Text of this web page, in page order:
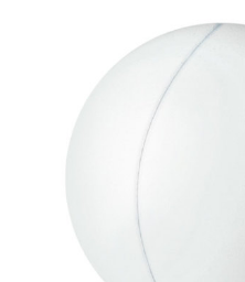
Alle categorieën